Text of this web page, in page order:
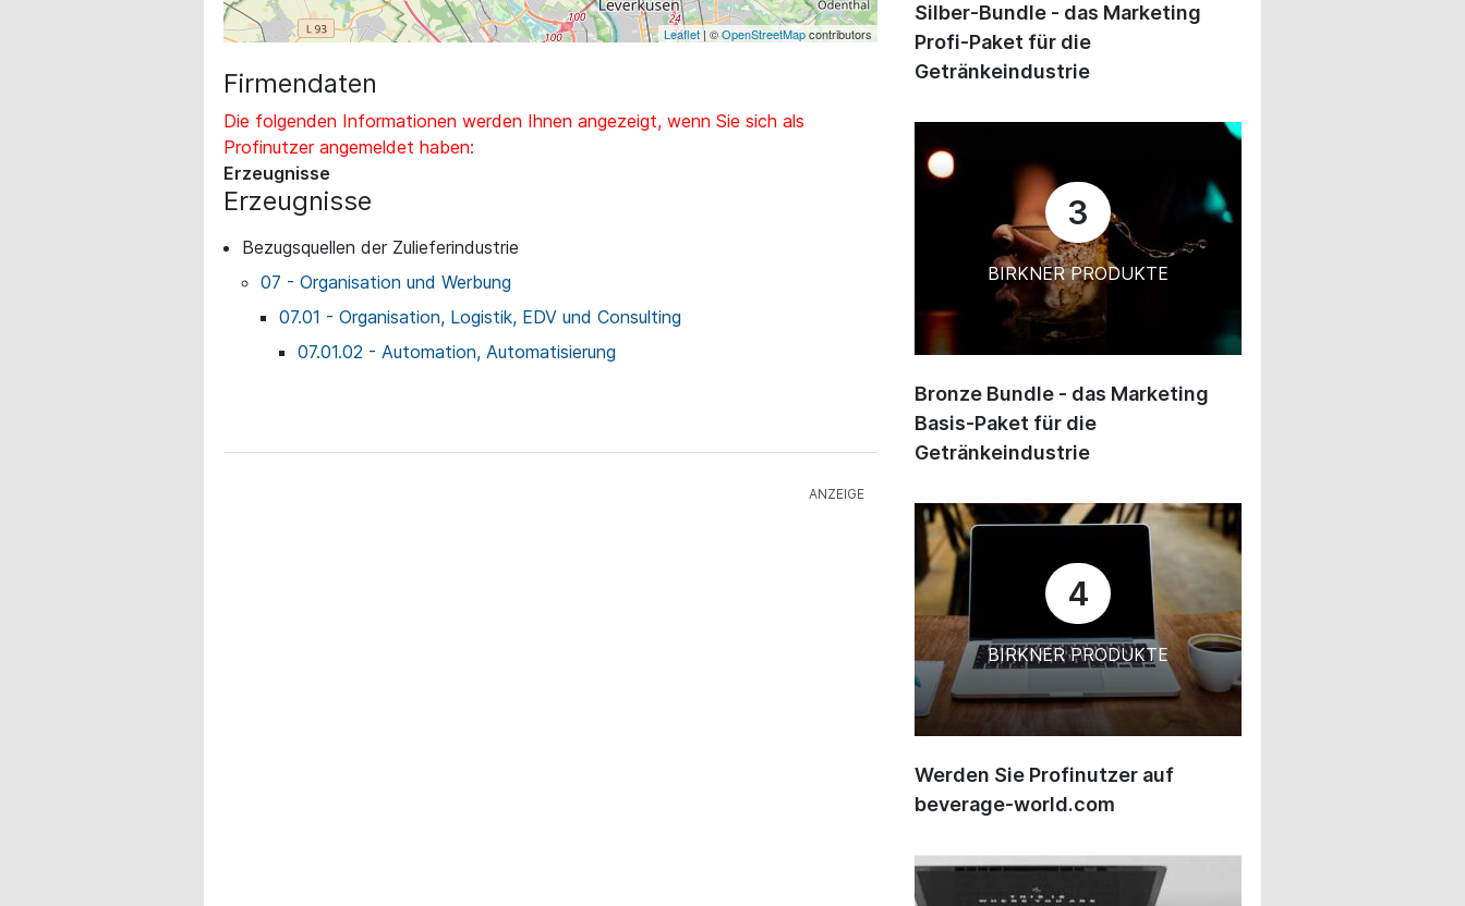
Leaflet| ©OpenStreetMapcontributors
Firmendaten
Die folgenden Informationen werden Ihnen angezeigt, wenn Sie sich als
Profinutzer angemeldet haben:
Erzeugnisse
Erzeugnisse
Bezugsquellen der Zulieferindustrie
07 - Organisation und Werbung
07.01 - Organisation, Logistik, EDV und Consulting
07.01.02 - Automation, Automatisierung
Silber-Bundle - das Marketing
Profi-Paket für die
Getränkeindustrie
3
BIRKNER PRODUKTE
Bronze Bundle - das Marketing
Basis-Paket für die
Getränkeindustrie
4
BIRKNER PRODUKTE
Werden Sie Profinutzer auf
beverage-world.com